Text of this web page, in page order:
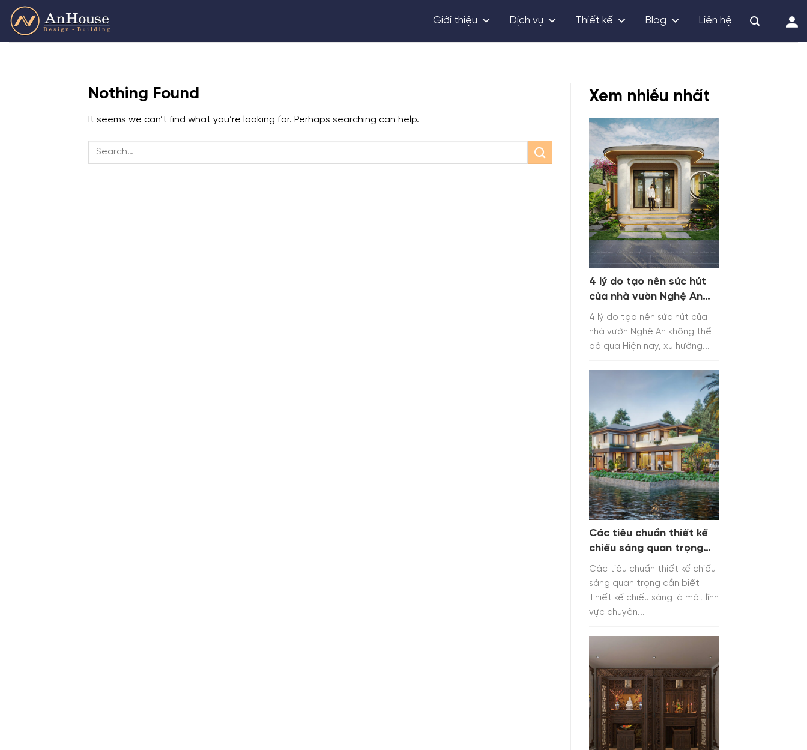
Skip
content
Giới thiệu Dịch vụ Thiết kế Blog Liên hệ -
Nothing Found
It seems we can’t find what you’re looking for. Perhaps searching can help.
Xem nhiều nhất
4 lý do tạo nên sức hút
của nhà vườn Nghệ An
không thể bỏ qua
4 lý do tạo nên sức hút của
nhà vườn Nghệ An không thể
bỏ qua Hiện nay, xu hướng...
Các tiêu chuẩn thiết kế
chiếu sáng quan trọng
cần biết
Các tiêu chuẩn thiết kế chiếu
sáng quan trọng cần biết
Thiết kế chiếu sáng là một lĩnh
vực chuyên...